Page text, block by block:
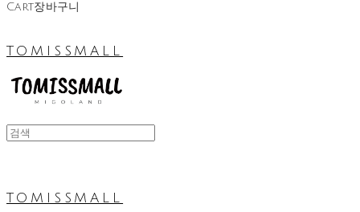
Cart장바구니
TOMISSMALL
TOMISSMALL